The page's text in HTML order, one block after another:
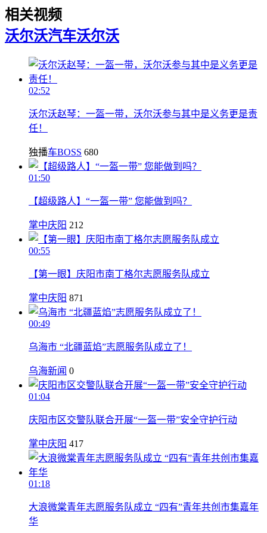
相关视频
沃尔沃汽车沃尔沃
02:52
沃尔沃赵琴：一盔一带，沃尔沃参与其中是义务更是责
任！
独播车BOSS 680
01:50
【超级路人】“一盔一带” 您能做到吗？
掌中庆阳 212
00:55
【第一眼】庆阳市南丁格尔志愿服务队成立
掌中庆阳 871
00:49
乌海市 “北疆蓝焰”志愿服务队成立了！
乌海新闻 0
01:04
庆阳市区交警队联合开展“一盔一带”安全守护行动
掌中庆阳 417
01:18
大浪微棠青年志愿服务队成立 “四有”青年共创市集嘉年
华